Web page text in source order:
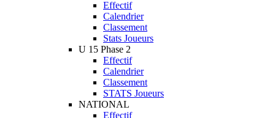
Effectif
Calendrier
Classement
Stats Joueurs
U 15 Phase 2
Effectif
Calendrier
Classement
STATS Joueurs
NATIONAL
Effectif